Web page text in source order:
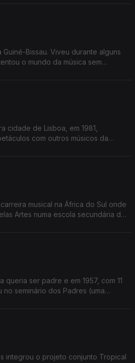
Bissau. Viveu durante alguns
o mundo da música sem
cidade de Lisboa, em 1981,
com outros músicos da
musical na África do Sul onde
Artes numa escola secundária de
queria ser padre e em 1957, com 11
seminário dos Padres (uma
integrou o projeto conjunto Tropical